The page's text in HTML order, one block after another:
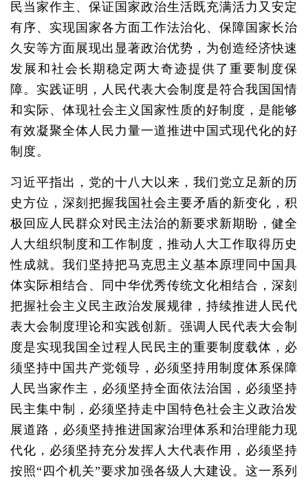
民当家作主、保证国家政治生活既充满活力又安定
有序、实现国家各方面工作法治化、保障国家长治
久安等方面展现出显著政治优势，为创造经济快速
发展和社会长期稳定两大奇迹提供了重要制度保
障。实践证明，人民代表大会制度是符合我国国情
和实际、体现社会主义国家性质的好制度，是能够
有效凝聚全体人民力量一道推进中国式现代化的好
制度。
习近平指出，党的十八大以来，我们党立足新的历
史方位，深刻把握我国社会主要矛盾的新变化，积
极回应人民群众对民主法治的新要求新期盼，健全
人大组织制度和工作制度，推动人大工作取得历史
性成就。我们坚持把马克思主义基本原理同中国具
体实际相结合、同中华优秀传统文化相结合，深刻
把握社会主义民主政治发展规律，持续推进人民代
表大会制度理论和实践创新。强调人民代表大会制
度是实现我国全过程人民民主的重要制度载体，必
须坚持中国共产党领导，必须坚持用制度体系保障
人民当家作主，必须坚持全面依法治国，必须坚持
民主集中制，必须坚持走中国特色社会主义政治发
展道路，必须坚持推进国家治理体系和治理能力现
代化，必须坚持充分发挥人大代表作用，必须坚持
按照“四个机关”要求加强各级人大建设。这一系列